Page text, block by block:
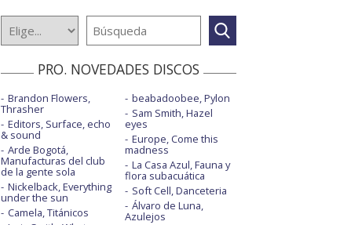
PRO. NOVEDADES DISCOS
Brandon Flowers,
Thrasher
Editors, Surface, echo
& sound
Arde Bogotá,
Manufacturas del club
de la gente sola
Nickelback, Everything
under the sun
Camela, Titánicos
beabadoobee, Pylon
Sam Smith, Hazel
eyes
Europe, Come this
madness
La Casa Azul, Fauna y
flora subacuática
Soft Cell, Danceteria
Álvaro de Luna,
Azulejos